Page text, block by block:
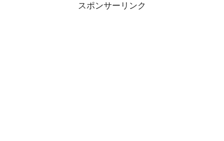
スポンサーリンク